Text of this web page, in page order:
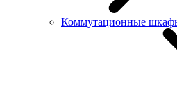
Коммутационные